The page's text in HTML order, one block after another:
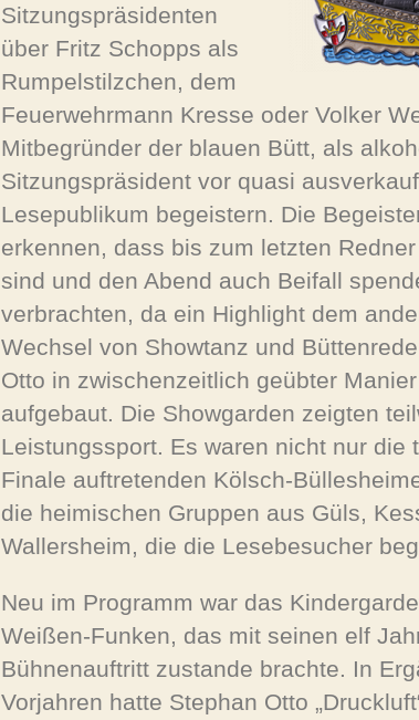
Sitzungspräsidenten
über Fritz Schopps als
Rumpelstilzchen, dem
Feuerwehrmann Kresse oder Volker
Mitbegründer der blauen Bütt, als
Sitzungspräsident vor quasi
Lesepublikum begeistern. Die
erkennen, dass bis zum letzten
sind und den Abend auch Beifall
verbrachten, da ein Highlight dem
Wechsel von Showtanz und
Otto in zwischenzeitlich geübter
aufgebaut. Die Showgarden zeigten
Leistungssport. Es waren nicht nur die
Finale auftretenden Kölsch-
die heimischen Gruppen aus Güls,
Wallersheim, die die Lesebesucher
Neu im Programm war das
Weißen-Funken, das mit seinen elf
Bühnenauftritt zustande brachte. In
Vorjahren hatte Stephan Otto